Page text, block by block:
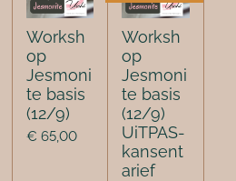
Worksh
op
Jesmoni
te basis
(12/9)
€ 65,00
Worksh
op
Jesmoni
te basis
(12/9)
UiTPAS-
kansent
arief